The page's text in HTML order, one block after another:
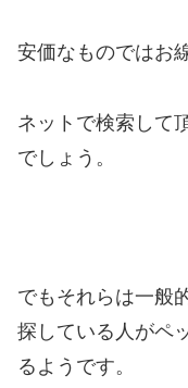
安価なものではお
ネットで検索して
でしょう。
でもそれらは一般
探している人がペ
るようです。